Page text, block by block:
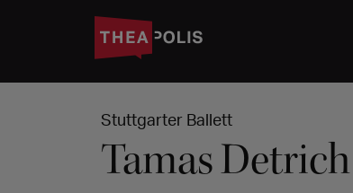
Stuttgarter Ballett
Tamas